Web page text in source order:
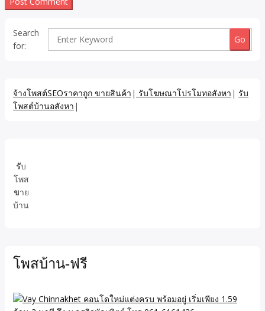
Search
for:
จ้างโพสต์SEOราคาถูก ขายสินค้า | รับโฆษณาโปรโมทอสังหา | รับ
โพสต์บ้านอสังหา |
รับ
โพส
ขาย
บ้าน
โพสบ้าน-ฟรี